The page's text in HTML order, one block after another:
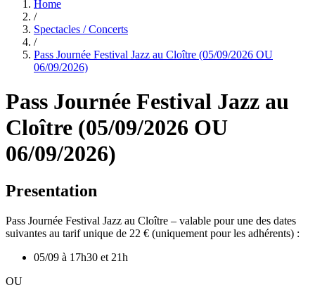
Home
/
Spectacles / Concerts
/
Pass Journée Festival Jazz au Cloître (05/09/2026 OU
06/09/2026)
Pass Journée Festival Jazz au
Cloître (05/09/2026 OU
06/09/2026)
Presentation
Pass Journée Festival Jazz au Cloître – valable pour une des dates
suivantes au tarif unique de 22 € (uniquement pour les adhérents) :
05/09 à 17h30 et 21h
OU